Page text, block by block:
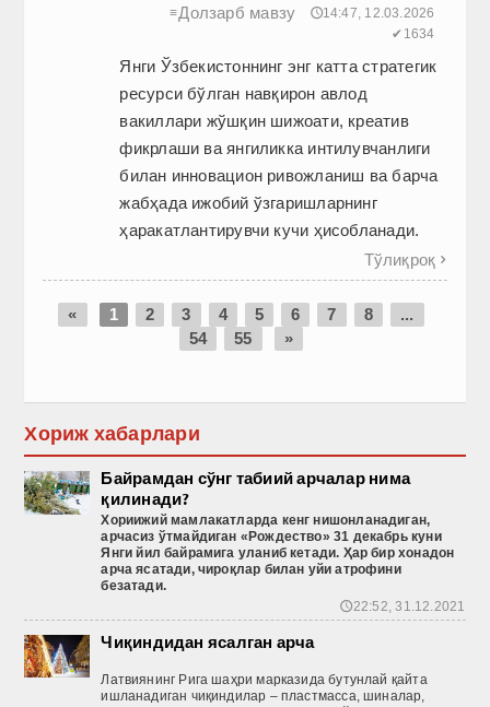
≡Долзарб мавзу
🕔14:47, 12.03.2026
✔1634
Янги Ўзбекистоннинг энг катта стратегик
ресурси бўлган навқирон авлод
вакиллари жўшқин шижоати, креатив
фикрлаши ва янгиликка интилувчанлиги
билан инновацион ривожланиш ва барча
жабҳада ижобий ўзгаришларнинг
ҳаракатлантирувчи кучи ҳисобланади.
Тўлиқроқ 
« 1 2 3 4 5 6 7 8
...
54
55 »
Хориж хабарлари
Байрамдан сўнг табиий арчалар нима
қилинади?
Хориижиймамлакатларда кенг нишонланадиган,
арчасиз ўтмайдиган «Рождество» 31 декабрькуни
Янги йил байрамига уланибкетади. Ҳар бир хонадон
арча ясатади, чироқлар билан уйи атрофини
безатади.
🕔22:52, 31.12.2021
Чиқиндидан ясалган арча
Латвиянинг Рига шаҳри марказида бутунлай қайта
ишланадиган чиқиндилар – пластмасса, шиналар,